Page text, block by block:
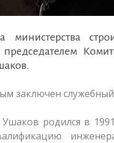
министерства
заключен
родился в